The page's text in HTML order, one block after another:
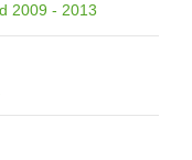
2009 - 2013